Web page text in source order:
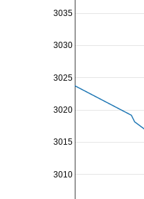
3010
3015
3020
3025
3030
3035